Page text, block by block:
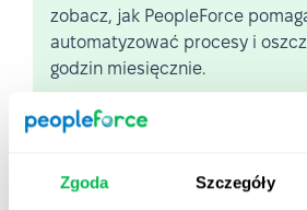
Zgoda Szczegóły
zobacz, jak PeopleForce
automatyzować procesy i
godzin miesięcznie.
Krótki przegląd platformy